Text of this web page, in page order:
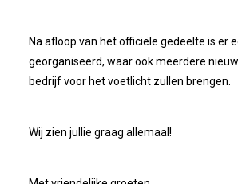
Na afloop van het officiële gedeelte is er
georganiseerd, waar ook meerdere
bedrijf voor het voetlicht zullen brengen.
Wij zien jullie graag allemaal!